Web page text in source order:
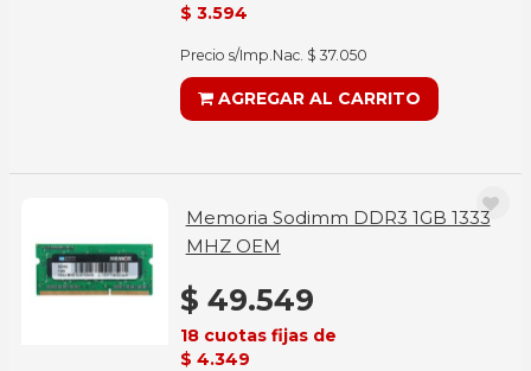
$ 3.594
Precio s/Imp.Nac. $ 37.050
AGREGAR AL CARRITO
Memoria Sodimm DDR3 1GB 1333
MHZ OEM
$ 49.549
18 cuotas fijas de
$ 4.349